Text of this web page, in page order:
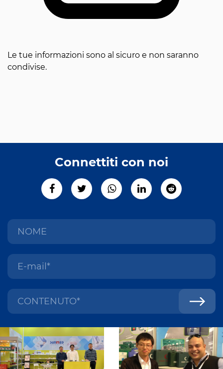
Le tue informazioni sono al sicuro e non saranno
condivise.
Connettiti con noi